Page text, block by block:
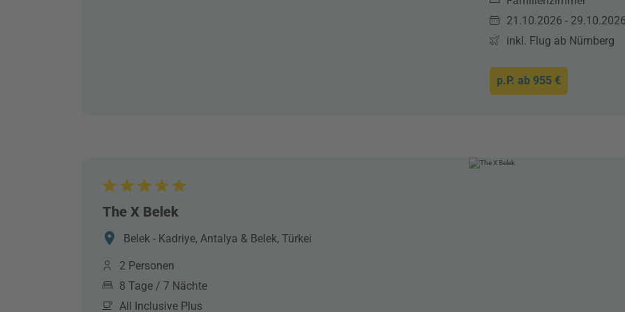
21.10.2026 -
inkl. Flug ab Nürnberg
p.P. ab 955 €
The X Belek
Belek - Kadriye, Antalya & Belek, Türkei
2 Personen
8 Tage / 7 Nächte
All Inclusive Plus